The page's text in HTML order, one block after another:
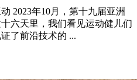
2023年10月，第十九届亚洲
六天里，我们看见运动健儿们
了前沿技术的 ...